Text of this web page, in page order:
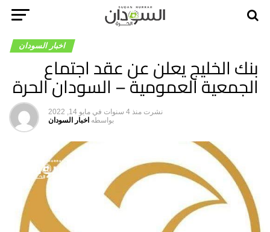
اخبار السودان
بنك الخليج يعلن عن عقد اجتماع
الجمعية العمومية – السودان الحرة
نشرت منذ 4 سنوات في مايو 14, 2022
بواسطه اخبار السودان